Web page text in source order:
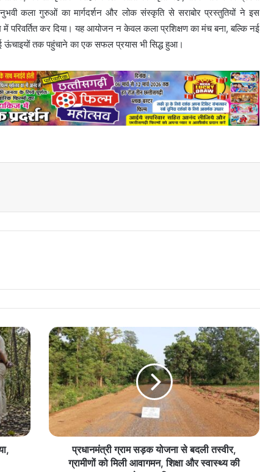
कला गुरुओं का मार्गदर्शन और लोक संस्कृति से सराबोर प्रस्तुतियों ने इस
कर दिया। यह आयोजन न केवल कला प्रशिक्षण का मंच बना, बल्कि नई
तक पहुंचाने का एक सफल प्रयास भी सिद्ध हुआ।
प्रधानमंत्री ग्राम सड़क योजना से बदली तस्वीर,
ग्रामीणों को मिली आवागमन, शिक्षा और स्वास्थ्य की